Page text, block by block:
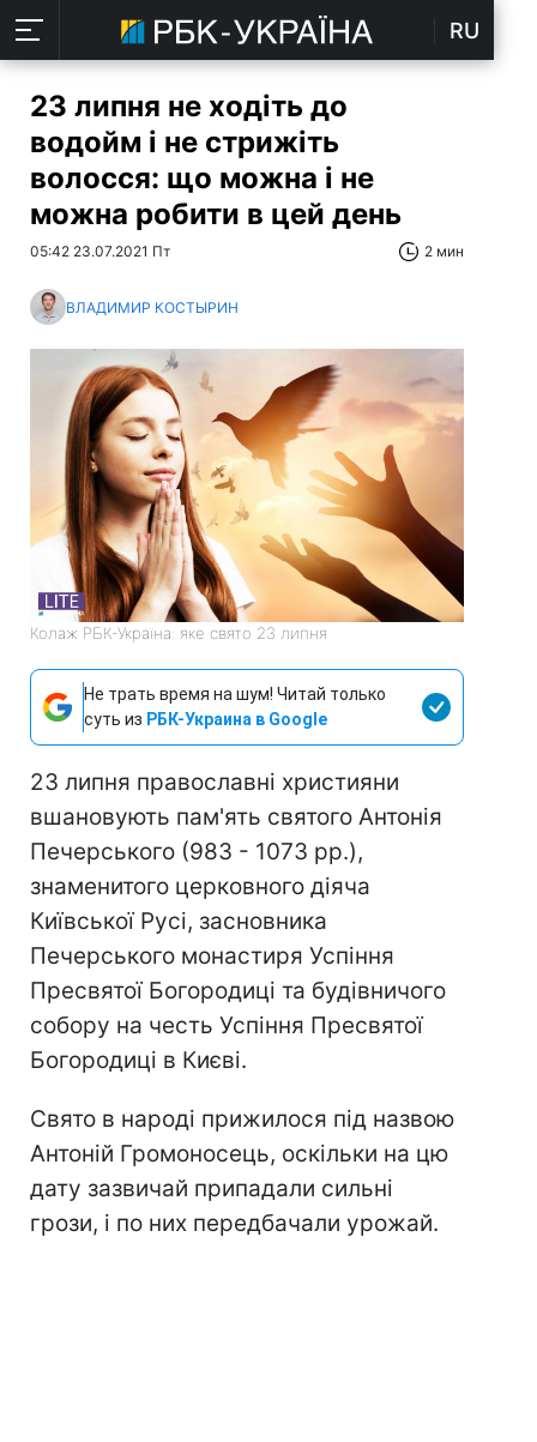
RU
23 липня не ходіть до
водойм і не стрижіть
волосся: що можна і не
можна робити в цей день
05:42 23.07.2021 Пт 2 мин
ВЛАДИМИР КОСТЫРИН
Колаж РБК-Україна: яке свято 23 липня
Не трать время на шум! Читай только
суть из РБК-Украина в Google
23 липня православні християни
вшановують пам'ять святого Антонія
Печерського (983 - 1073 рр.),
знаменитого церковного діяча
Київської Русі, засновника
Печерського монастиря Успіння
Пресвятої Богородиці та будівничого
собору на честь Успіння Пресвятої
Богородиці в Києві.
Свято в народі прижилося під назвою
Антоній Громоносець, оскільки на цю
дату зазвичай припадали сильні
грози, і по них передбачали урожай.